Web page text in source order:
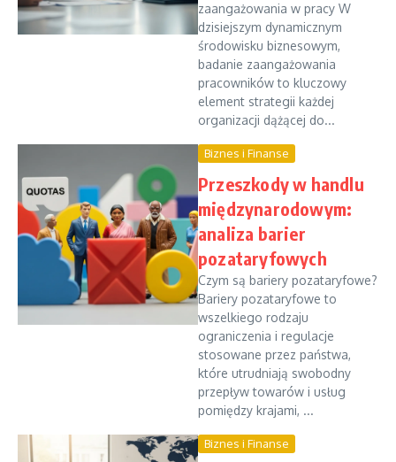
zaangażowania w pracy W
dzisiejszym dynamicznym
środowisku biznesowym,
badanie zaangażowania
pracowników to kluczowy
element strategii każdej
organizacji dążącej do...
Biznes i Finanse
Przeszkody w handlu
międzynarodowym:
analiza barier
pozataryfowych
Czym są bariery pozataryfowe?
Bariery pozataryfowe to
wszelkiego rodzaju
ograniczenia i regulacje
stosowane przez państwa,
które utrudniają swobodny
przepływ towarów i usług
pomiędzy krajami, ...
Biznes i Finanse